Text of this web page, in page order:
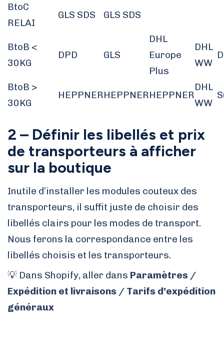
BtoC
RELAI
GLS SDS GLS SDS
BtoB <
30KG
DPD GLS
DHL
Europe
Plus
DHL
WW
BtoB >
30KG
HEPPNERHEPPNERHEPPNER
DHL
WW
2 – Définir les libellés et prix
de transporteurs à afficher
sur la boutique
Inutile d’installer les modules couteux des
transporteurs, il suffit juste de choisir des
libellés clairs pour les modes de transport.
Nous ferons la correspondance entre les
libellés choisis et les transporteurs.
💡 Dans Shopify, aller dans Paramètres /
Expédition et livraisons / Tarifs d’expédition
généraux